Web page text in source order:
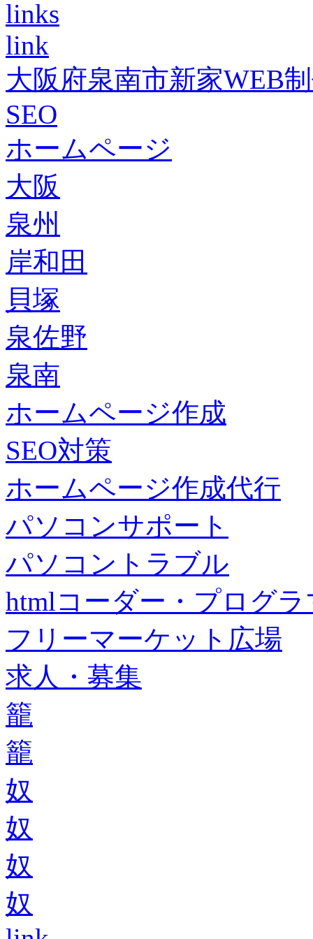
links
link
大阪府泉南市新家WEB
SEO
ホームページ
大阪
泉州
岸和田
貝塚
泉佐野
泉南
ホームページ作成
SEO対策
ホームページ作成代行
パソコンサポート
パソコントラブル
htmlコーダー・プログラ
フリーマーケット広場
求人・募集
籠
籠
奴
奴
奴
奴